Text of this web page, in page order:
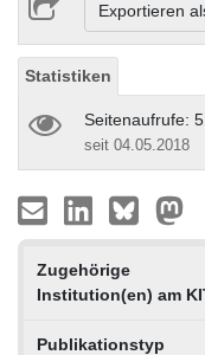
Exportieren
Statistiken
Seitenaufrufe:
seit 04.05.2018
Zugehörige
Institution(en) am
Publikationstyp